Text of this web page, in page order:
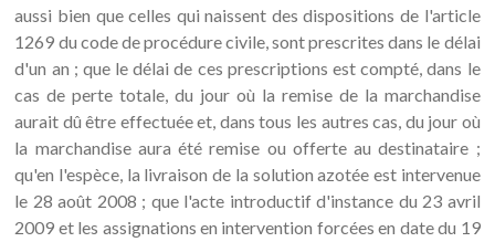
aussi bien que celles qui naissent des dispositions de l'article
1269 du code de procédure civile, sont prescrites dans le délai
d'un an ; que le délai de ces prescriptions est compté, dans le
cas de perte totale, du jour où la remise de la marchandise
aurait dû être effectuée et, dans tous les autres cas, du jour où
la marchandise aura été remise ou offerte au destinataire ;
qu'en l'espèce, la livraison de la solution azotée est intervenue
le 28 août 2008 ; que l'acte introductif d'instance du 23 avril
2009 et les assignations en intervention forcées en date du 19